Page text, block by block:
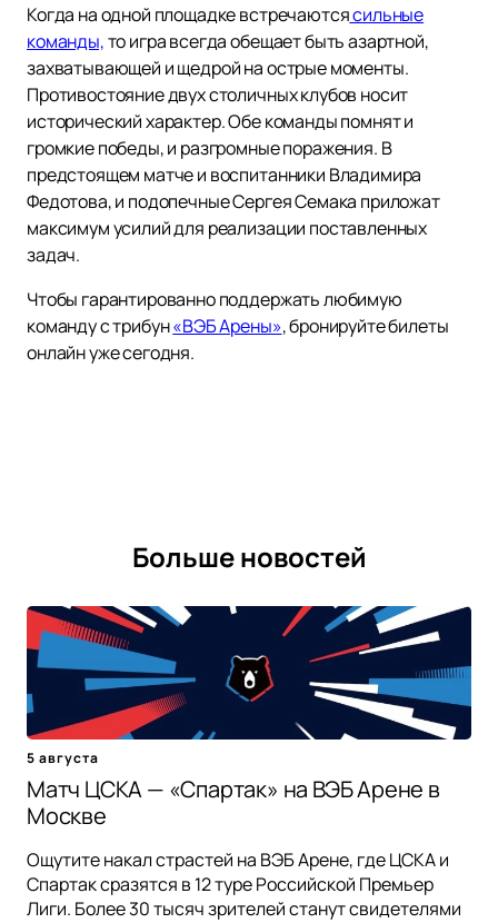
Когда на одной площадке встречаютсясильные
команды,то игра всегда обещает быть азартной,
захватывающей и щедрой на острые моменты.
Противостояние двух столичных клубов носит
исторический характер. Обе команды помнят и
громкие победы, и разгромные поражения. В
предстоящем матче и воспитанники Владимира
Федотова, и подопечные Сергея Семака приложат
максимум усилий для реализации поставленных
задач.
Чтобы гарантированно поддержать любимую
команду с трибун«ВЭБ Арены», бронируйте билеты
онлайн уже сегодня.
Больше новостей
5 августа
Матч ЦСКА — «Спартак» на ВЭБ Арене в
Москве
Ощутите накал страстей на ВЭБ Арене, где ЦСКА и
Спартак сразятся в 12 туре Российской Премьер
Лиги. Более 30 тысяч зрителей станут свидетелями